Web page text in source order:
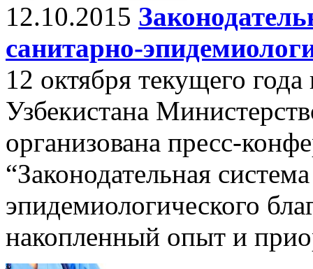
12.10.2015
санитарно-
12 октября текущего
Узбекистана
организована пресс-
“Законодательная
эпидемиологического
накопленный опыт и